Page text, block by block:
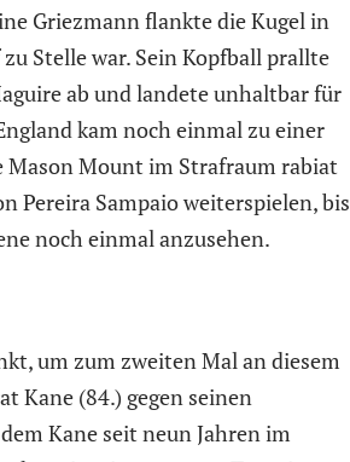
Griezmann flankte die Kugel in
Stelle war. Sein Kopfball prallte
ab und landete unhaltbar für
kam noch einmal zu einer
Mason Mount im Strafraum rabiat
Pereira Sampaio weiterspielen, bis
noch einmal anzusehen.
um zum zweiten Mal an diesem
Kane (84.) gegen seinen
Kane seit neun Jahren im